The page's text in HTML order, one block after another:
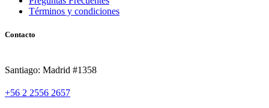
Términos y condiciones
Contacto
Santiago: Madrid #1358
+56 2 2556 2657